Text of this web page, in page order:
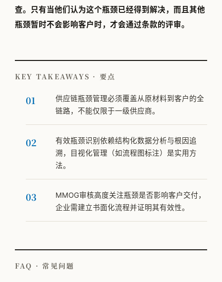
查。只有当他们认为这个瓶颈已经得到解决，而且其他
瓶颈暂时不会影响客户时，才会通过条款的评审。
KEY TAKEAWAYS · 要点
供应链瓶颈管理必须覆盖从原材料到客户的全
链路，不能仅限于一级供应商。
有效瓶颈识别依赖结构化数据分析与根因追
溯，目视化管理（如流程图标注）是实用方
法。
MMOG审核高度关注瓶颈是否影响客户交付，
企业需建立书面化流程并证明其有效性。
FAQ · 常见问题